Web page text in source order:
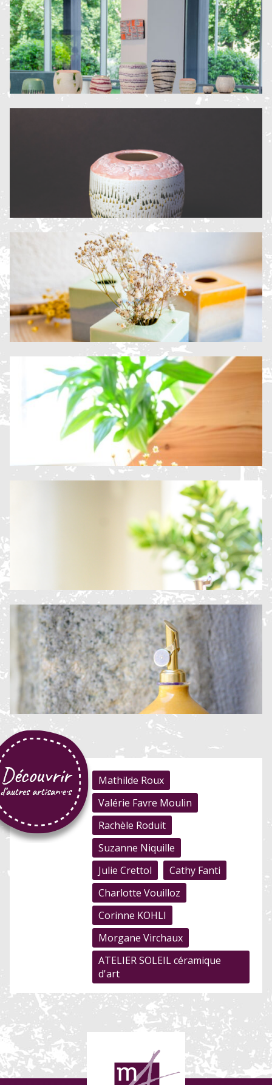
Mathilde Roux
Valérie Favre Moulin
Rachèle Roduit
Suzanne Niquille
Julie Crettol
Cathy Fanti
Charlotte Vouilloz
Corinne KOHLI
Morgane Virchaux
ATELIER SOLEIL céramique
d'art